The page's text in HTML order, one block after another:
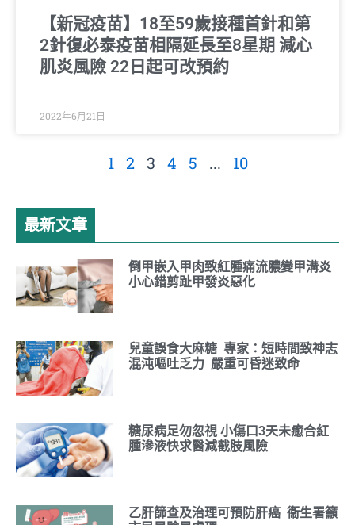
【新冠疫苗】18至59歲接種首針和第
2針復必泰疫苗相隔延長至8星期 減心
肌炎風險 22日起可改預約
2022年6月21日
1 2 3 4 5 ... 10
最新文章
倒甲嵌入甲肉致紅腫痛流膿變甲溝炎
小心錯剪趾甲發炎惡化
兒童誤食大麻糖 專家：短時間致神志
混沌嘔吐乏力 嚴重可昏迷致命
糖尿病足勿忽視 小傷口3天未癒合紅
腫滲液快求醫減截肢風險
乙肝篩查及治理可預防肝癌 衞生署籲